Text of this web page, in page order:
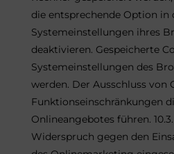
die entsprechende Option in
Systemeinstellungen ihres
deaktivieren. Gespeicherte
Systemeinstellungen des
werden. Der Ausschluss von
Funktionseinschränkungen
Onlineangebotes führen.
Widerspruch gegen den